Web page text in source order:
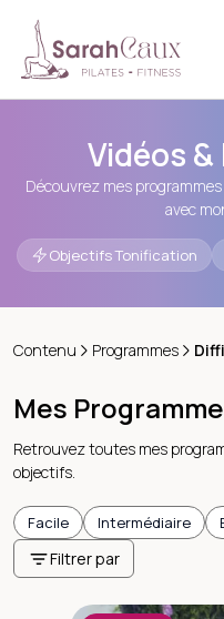
Vidéos
Découvrez mes
avec
Objectifs Tonification
Contenu Programmes
Mes
Retrouvez toutes mes
objectifs.
Facile Intermédiaire
Filtrer par